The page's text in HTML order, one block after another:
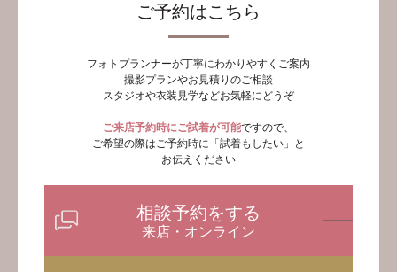
ご予約はこちら
フォトプランナーが丁寧にわかりやすくご案内
撮影プランやお見積りのご相談
スタジオや衣装見学などお気軽にどうぞ
ご来店予約時にご試着が可能ですので、
ご希望の際はご予約時に「試着もしたい」と
お伝えください
相談予約をする
来店・オンライン